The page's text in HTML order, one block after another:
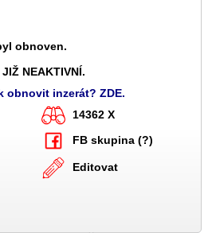
obnoven.
NEAKTIVNÍ.
obnovit inzerát? ZDE.
14362 X
FB skupina (?)
Editovat